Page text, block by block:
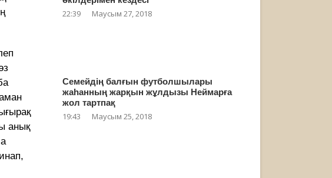
анық
22:39 Маусым 27, 2018
Семейдің балғын футболшылары
жаһанның жарқын жұлдызы Неймарға
жол тартпақ
19:43 Маусым 25, 2018